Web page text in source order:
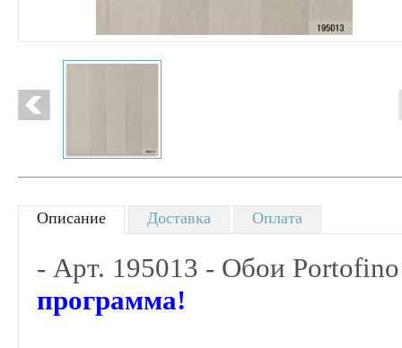
Описание Доставка Оплата
- Арт. 195013 - Обои
программа!